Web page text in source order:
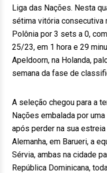
Liga das Nações. Nesta
sétima vitória consecutiva
Polônia por 3 sets a 0,
25/23, em 1 hora e 29
Apeldoorn, na Holanda,
semana da fase de
A seleção chegou para a
Nações embalada por
após perder na sua
Alemanha, em Barueri, a
Sérvia, ambas na cidade
República Dominicana,